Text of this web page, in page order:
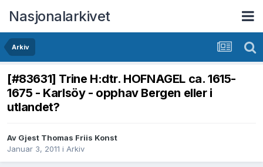
Nasjonalarkivet
Arkiv
[#83631] Trine H:dtr. HOFNAGEL ca. 1615-
1675 - Karlsöy - opphav Bergen eller i
utlandet?
Av Gjest Thomas Friis Konst
Januar 3, 2011 i Arkiv